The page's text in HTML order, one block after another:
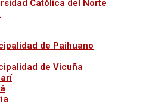
Católica del Norte
de Paihuano
de Vicuña